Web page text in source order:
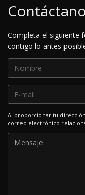
Completa el siguiente
contigo lo antes
Al proporcionar tu
correo electrónico